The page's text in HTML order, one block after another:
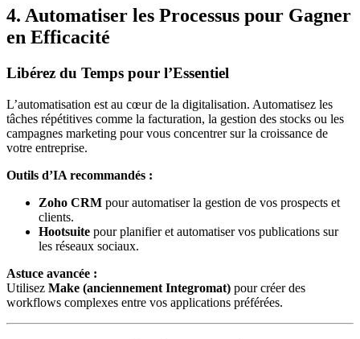
4. Automatiser les Processus pour Gagner
en Efficacité
Libérez du Temps pour l’Essentiel
L’automatisation est au cœur de la digitalisation. Automatisez les
tâches répétitives comme la facturation, la gestion des stocks ou les
campagnes marketing pour vous concentrer sur la croissance de
votre entreprise.
Outils d’IA recommandés :
Zoho CRM pour automatiser la gestion de vos prospects et
clients.
Hootsuite pour planifier et automatiser vos publications sur
les réseaux sociaux.
Astuce avancée :
Utilisez Make (anciennement Integromat) pour créer des
workflows complexes entre vos applications préférées.